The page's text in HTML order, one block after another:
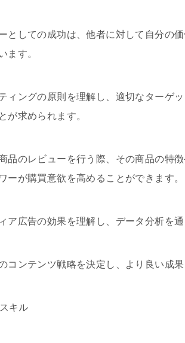
としての成功は、他者に対して自分の
ます。
ィングの原則を理解し、適切なターゲ
が求められます。
品のレビューを行う際、その商品の特
ーが購買意欲を高めることができます。
ア広告の効果を理解し、データ分析を
コンテンツ戦略を決定し、より良い成
キル